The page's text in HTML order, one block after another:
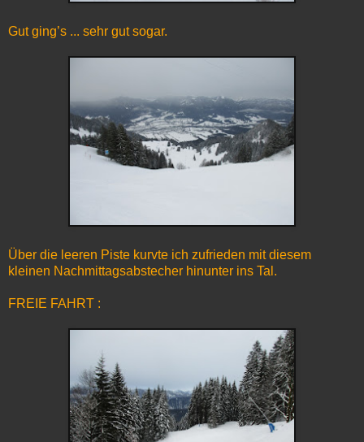
Gut ging’s ... sehr gut sogar.
Über die leeren Piste kurvte ich zufrieden mit diesem
kleinen Nachmittagsabstecher hinunter ins Tal.
FREIE FAHRT :